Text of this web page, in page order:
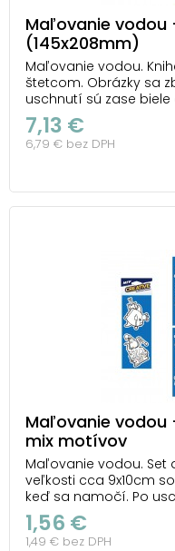
Maľovanie vodou
(145x208mm)
Maľovanie vodou.
štetcom. Obrázky sa
uschnutí sú zase
použitie. NÁVOD: 1.
štetec. 2. Maľuj po
objaví pestrofarebný
7,13 €
6,79 € bez DPH
Maľovanie
mix motívov
Maľovanie vodou.
veľkosti cca 9x10cm
keď sa namočí. Po
na opätovné použitie.
1,56 €
1,49 € bez DPH